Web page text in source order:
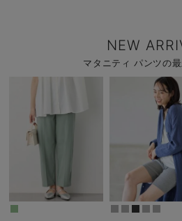
NEW
マタニティ パンツの